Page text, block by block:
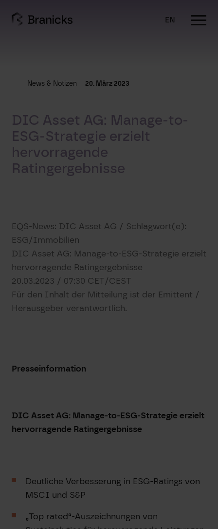
content
EN
News & Notizen 20. März 2023
DIC Asset AG: Manage-to-
ESG-Strategie erzielt
hervorragende
Ratingergebnisse
EQS-News: DIC Asset AG / Schlagwort(e):
ESG/Immobilien
DIC Asset AG: Manage-to-ESG-Strategie erzielt
hervorragende Ratingergebnisse
20.03.2023 / 07:30 CET/CEST
Für den Inhalt der Mitteilung ist der Emittent /
Herausgeber verantwortlich.
Presseinformation
DIC Asset AG: Manage-to-ESG-Strategie erzielt
hervorragende Ratingergebnisse
Deutliche Verbesserung in ESG-Ratings von
MSCI und S&P
„Top rated“-Auszeichnungen von